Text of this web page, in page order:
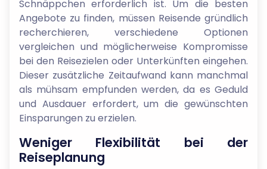
Schnäppchen erforderlich ist. Um die besten
Angebote zu finden, müssen Reisende gründlich
recherchieren, verschiedene Optionen
vergleichen und möglicherweise Kompromisse
bei den Reisezielen oder Unterkünften eingehen.
Dieser zusätzliche Zeitaufwand kann manchmal
als mühsam empfunden werden, da es Geduld
und Ausdauer erfordert, um die gewünschten
Einsparungen zu erzielen.
Weniger Flexibilität bei der
Reiseplanung